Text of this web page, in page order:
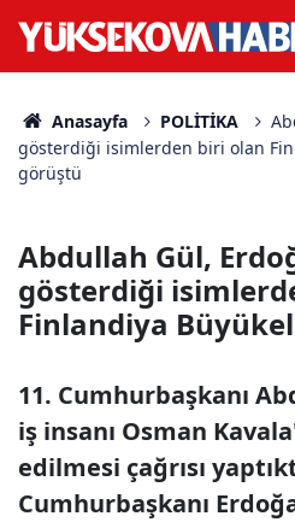
Anasayfa POLİTİKA
gösterdiği isimlerden biri olan
görüştü
Abdullah Gül,
gösterdiği
Finlandiya
11. Cumhurbaşkanı
iş insanı Osman
edilmesi çağrısı
Cumhurbaşkanı